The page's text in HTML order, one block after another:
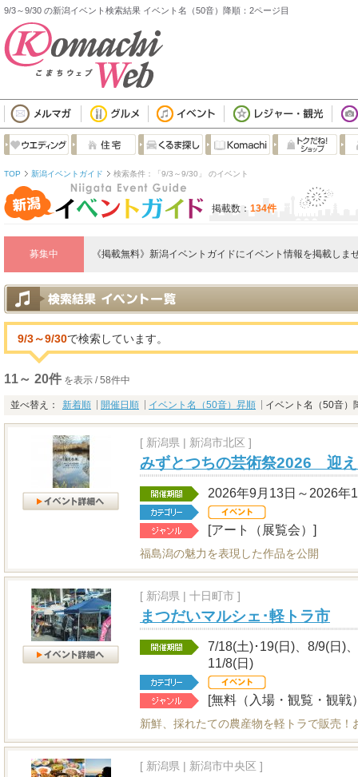
9/3～9/30 の新潟イベント検索結果 イベント名（50音）降順：2ページ目
TOP 新潟イベントガイド 検索条件：「9/3～9/30」 のイベント
掲載数： 134件
募集中 《掲載無料》新潟イベントガイドにイベント情報を掲載しま
9/3～9/30で検索しています。
11～ 20件 を表示 / 58件中
並べ替え： 新着順 開催日順 イベント名（50音）昇順 イベント名（50音）
[ 新潟県 | 新潟市北区 ]
みずとつちの芸術祭2026 迎
2026年9月13日～2026年
[アート（展覧会）]
福島潟の魅力を表現した作品を公開
[ 新潟県 | 十日町市 ]
まつだいマルシェ･軽トラ市
7/18(土)･19(日)、8/9(日)
11/8(日)
[無料（入場・観覧・観戦
新鮮、採れたての農産物を軽トラで販売！
[ 新潟県 | 新潟市中央区 ]